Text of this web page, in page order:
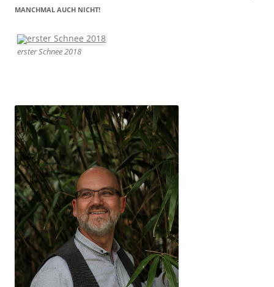
MANCHMAL AUCH NICHT!
erster Schnee 2018